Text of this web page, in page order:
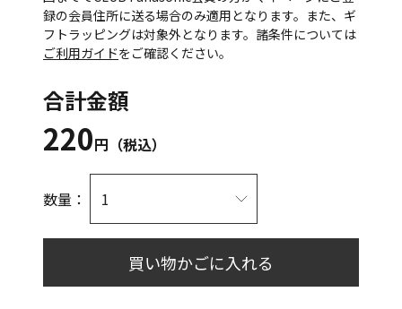
録の会員住所に送る場合のみ適用となります。また、ギ
フトラッピングは対象外となります。諸条件については
ご利用ガイドをご確認ください。
合計金額
220円（税込）
数量：
買い物かごに入れる